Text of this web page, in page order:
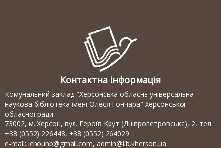
Контактна інформація
Комунальний заклад "Херсонська обласна універсальна
наукова бібліотека імені Олеся Гончара" Херсонської
обласної ради
73002, м. Херсон, вул. Героїв Крут (Дніпропетровська), 2, тел.
+38 (0552) 226448, +38 (0552) 264029
e-mail: ichounb@gmail.com, admin@lib.kherson.ua